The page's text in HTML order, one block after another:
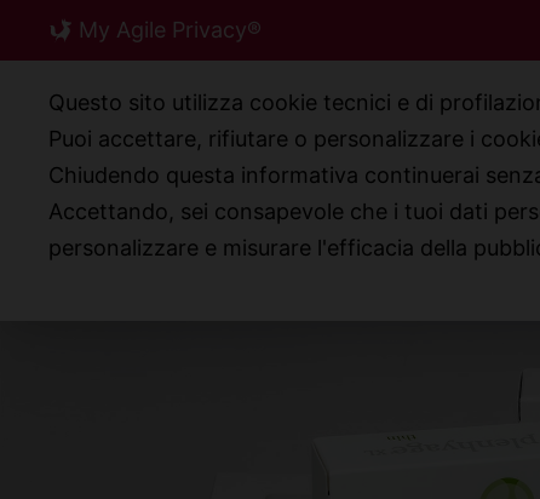
CHI SIAMO
My Agile Privacy®
Questo sito utilizza cookie tecnici e di
Puoi accettare, rifiutare o personalizzare i
Chiudendo questa informativa continuerai
Accettando, sei consapevole che i tuoi dati
personalizzare e misurare l'efficacia della